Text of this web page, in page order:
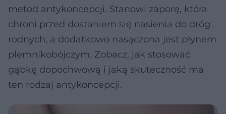
metod antykoncepcji. Stanowi zaporę, która
chroni przed dostaniem się nasienia do dróg
rodnych, a dodatkowo nasączona jest płynem
plemnikobójczym. Zobacz, jak stosować
gąbkę dopochwową i jaką skuteczność ma
ten rodzaj antykoncepcji.